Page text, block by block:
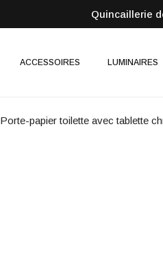
Quincaillerie
ACCESSOIRES LUMINAIRES
Porte-papier toilette avec tablette